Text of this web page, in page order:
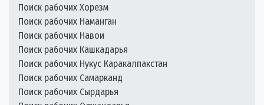
Поиск рабочих Хорезм
Поиск рабочих Наманган
Поиск рабочих Навои
Поиск рабочих Кашкадарья
Поиск рабочих Нукус Каракалпакстан
Поиск рабочих Самарканд
Поиск рабочих Сырдарья